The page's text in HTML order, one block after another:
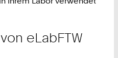
eLabFTW